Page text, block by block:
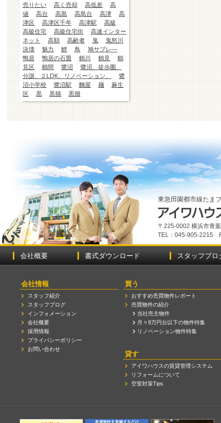
売りたい
高く売却 高低差
高
値
高台 高島 高島台 高津
高
津区
高津区千年 高津駅
高級
高級住宅
高級住宅街
高速インター
ネット
高額 高齢者 鬼
鬼怒川
決壊
魅力 鯉 鳥
鳩サブレ―
鴨居
鴨居の石畳 鶴川 鶴見
鶴
見区
鶴間 鷺沼
鷺沼、徒歩圏、
分譲、２LDK、リノベーション、
鷺
沼小学校
鷺沼駅 麵屋 麺
麻生
区
黒 黒猫 黒畑
東急田園都市線たま
〒225-0002 横浜市青
TEL：045-905-2215
会社概要 書式ダウンロード スタッフブロ
会社情報
スタッフ紹介
スタッフブログ
インフォメーション
会社概要
採用情報
プライバシーポリシー
お問い合わせ
買う
おすすめ売買物件レポート
売買物件の紹介
当社売主物件
月々9万円台以下の物件特集
リノベーション物件特集
貸す
アイワハウスの賃貸管理システム
リフォームについて
空室対策Tips